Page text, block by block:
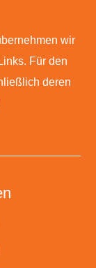
wir
Für den
deren